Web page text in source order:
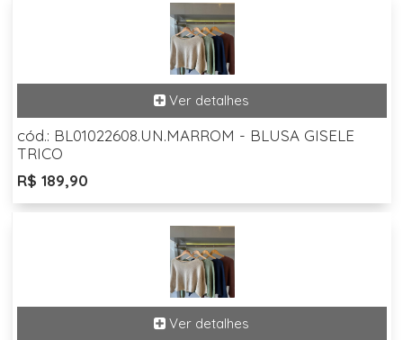
cód.: BL01022608.UN.MARROM - BLUSA GISELE
TRICO
R$ 189,90